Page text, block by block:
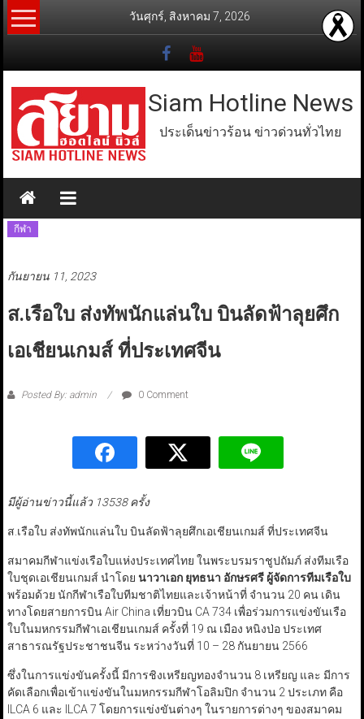
Skip
to
วันศุกร์, สิงหาคม 7, 2026
Siam Hotline News
ประเด็นข่าวร้อน ข่าวด่วนทั่วไทย
กีฬา
กันยายน 11, 2023
ส.เรือใบ ส่งทัพนักแล่นใบ บินลัดฟ้าลุยศึก
เอเชียนเกมส์ ที่ประเทศจีน
Posted By: admin 0 Comment
มีผู้อ่านข่าวนี้แล้ว 13538 ครั้ง
ส.เรือใบ ส่งทัพนักแล่นใบ บินลัดฟ้าลุยศึกเอเชียนเกมส์ ที่ประเทศจีน
สมาคมกีฬาแข่งเรือใบแห่งประเทศไทย ในพระบรมราชูปถัมภ์ ส่งทีมเรือ
ใบชุดเอเชียนเกมส์ นำโดย นาวาเอก ยุทธนา อักษรศรี ผู้จัดการทีมเรือใบ
พร้อมด้วย นักกีฬาเรือใบทีมชาติไทยและเจ้าหน้าที่ จำนวน 20 คน เดิน
ทางโดยสายการบิน Air China เที่ยวบิน CA 734 เพื่อร่วมการแข่งขันเรือ
ใบในมหกรรมกีฬาเอเชียนเกมส์ ครั้งที่ 19 ณ เมือง หนิงป่อ ประเทศ
สาธารณรัฐประชาชนจีน ระหว่างวันที่ 10 – 28 กันยายน 2566
ซึ่งในการแข่งขันครั้งนี้ มีการชิงเหรียญทองจำนวน 8 เหรียญ และ มีการ
คัดเลือกเพื่อเข้าแข่งขันในมหกรรมกีฬาโอลิมปิก จำนวน 2 ประเภท คือ
ILCA 6 และ ILCA 7 โดยการแข่งขันต่างๆ ในรายการต่างๆ ของสมาคม